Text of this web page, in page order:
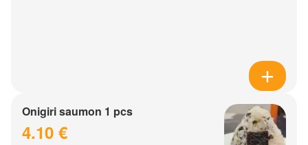
Onigiri saumon 1 pcs
4.10 €